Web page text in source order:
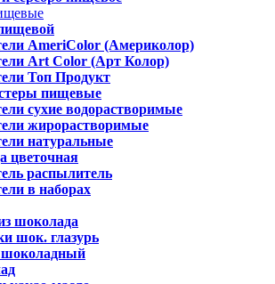
AmeriColor (Америколор)
Art Color (Арт Колор)
Топ Продукт
пищевые
сухие водорастворимые
жирорастворимые
натуральные
цветочная
распылитель
в наборах
шоколада
шок. глазурь